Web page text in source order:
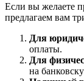
Если вы желаете
предлагаем вам
Для
оплаты.
Для
на